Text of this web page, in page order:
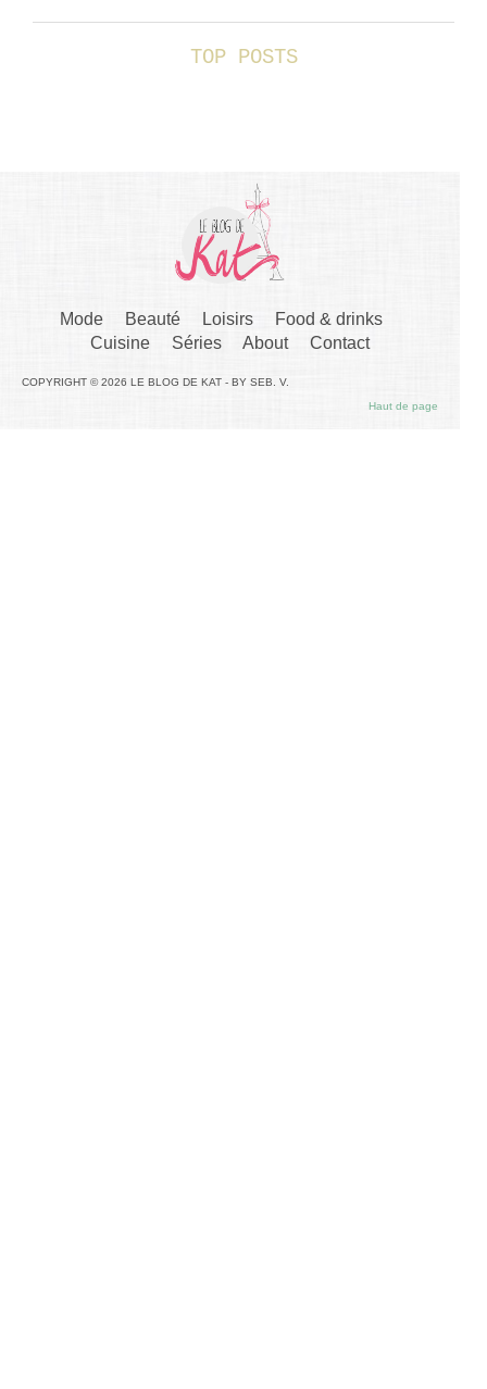
TOP POSTS
Mode Beauté Loisirs
Food & drinks
Cuisine
Séries About Contact
COPYRIGHT © 2026 LE BLOG DE KAT - BY SEB. V.
Haut de page